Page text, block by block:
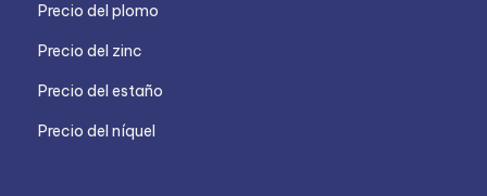
Precio del plomo
Precio del zinc
Precio del estaño
Precio del níquel